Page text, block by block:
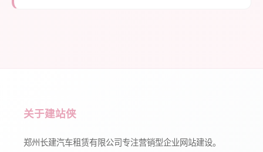
关于建站侠
郑州长建汽车租赁有限公司专注营销型企业网站建设。